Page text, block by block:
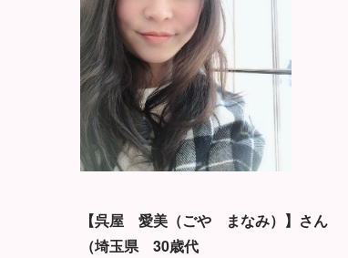
【呉屋 愛美（ごや まなみ）】さん
（埼玉県 30歳代